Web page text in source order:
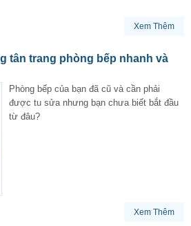
Xem Thêm
tân trang phòng bếp nhanh và
Phòng bếp của bạn đã cũ và cần phải
được tu sửa nhưng bạn chưa biết bắt đầu
từ đâu?
Xem Thêm